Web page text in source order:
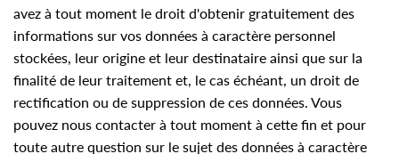
avez à tout moment le droit d'obtenir gratuitement des
informations sur vos données à caractère personnel
stockées, leur origine et leur destinataire ainsi que sur la
finalité de leur traitement et, le cas échéant, un droit de
rectification ou de suppression de ces données. Vous
pouvez nous contacter à tout moment à cette fin et pour
toute autre question sur le sujet des données à caractère